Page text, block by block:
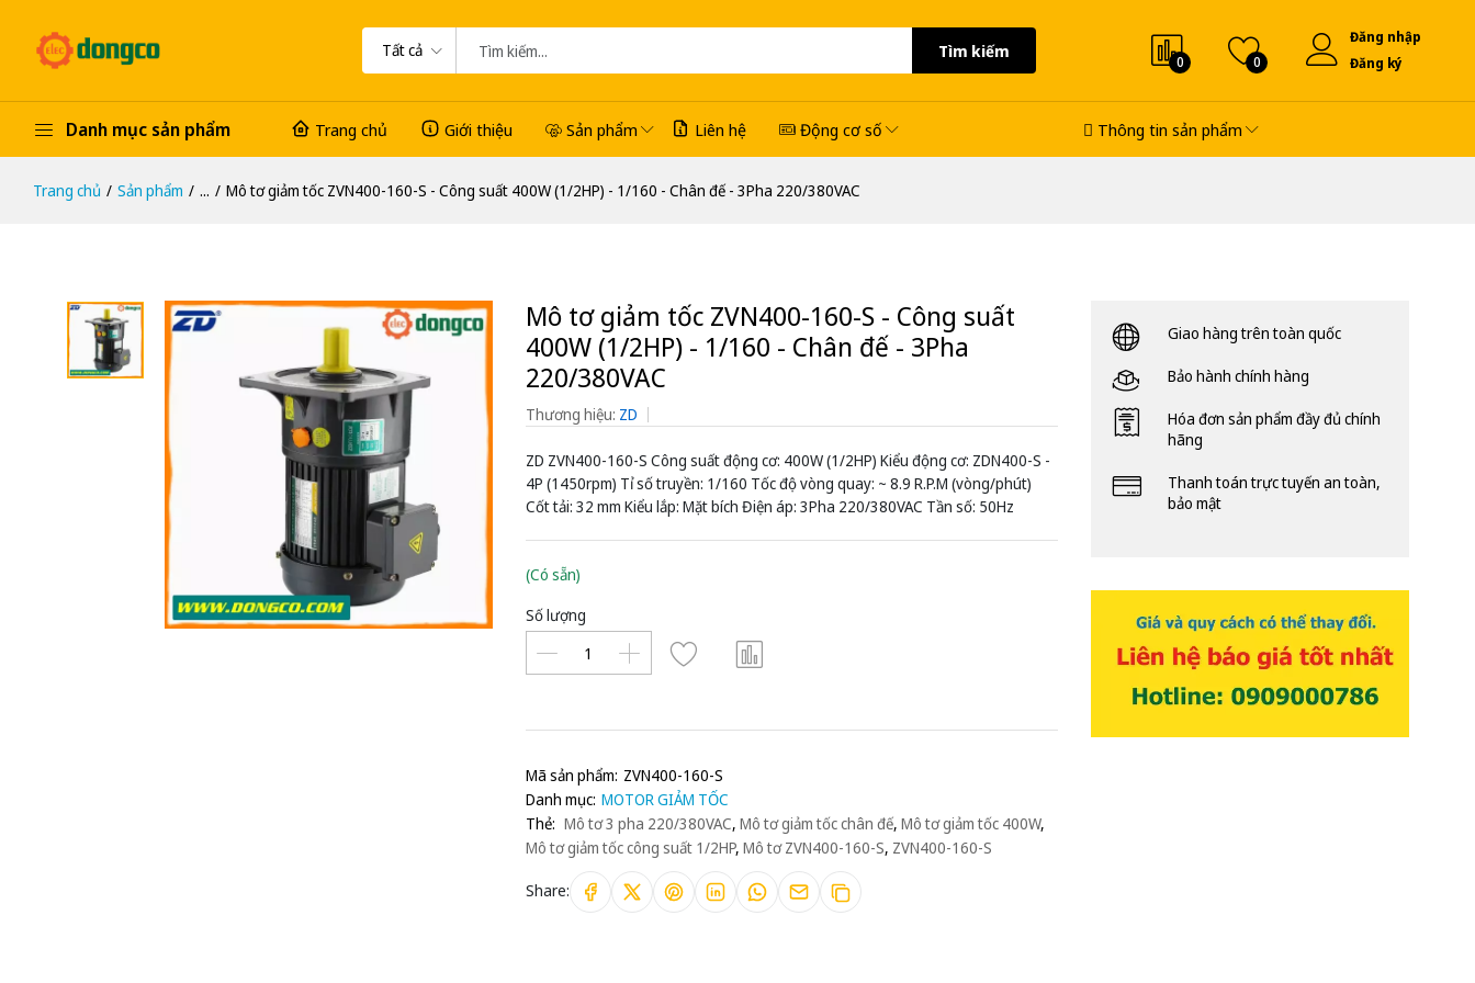
Tất cả Tìm kiếm
0 0
Đăng nhập
Đăng ký
Danh mục sản phẩm Trang chủ Giới thiệu Sản phẩm Liên hệ Động cơ số Thông tin sản phẩm
Trang chủ Sản phẩm ... Mô tơ giảm tốc ZVN400-160-S - Công suất 400W (1/2HP) - 1/160 - Chân đế - 3Pha 220/380VAC
Mô tơ giảm tốc ZVN400-160-S - Công suất
400W (1/2HP) - 1/160 - Chân đế - 3Pha
220/380VAC
Thương hiệu: ZD
ZD ZVN400-160-S Công suất động cơ: 400W (1/2HP) Kiểu động cơ: ZDN400-S -
4P (1450rpm) Tỉ số truyền: 1/160 Tốc độ vòng quay: ~ 8.9 R.P.M (vòng/phút)
Cốt tải: 32 mm Kiểu lắp: Mặt bích Điện áp: 3Pha 220/380VAC Tần số: 50Hz
(Có sẵn)
Số lượng
Mã sản phẩm: ZVN400-160-S
Danh mục: MOTOR GIẢM TỐC
Thẻ: Mô tơ 3 pha 220/380VAC, Mô tơ giảm tốc chân đế, Mô tơ giảm tốc 400W,
Mô tơ giảm tốc công suất 1/2HP, Mô tơ ZVN400-160-S, ZVN400-160-S
Share:
Giao hàng trên toàn quốc
Bảo hành chính hàng
Hóa đơn sản phẩm đầy đủ chính
hãng
Thanh toán trực tuyến an toàn,
bảo mật